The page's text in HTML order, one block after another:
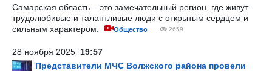
Самарская область – это замечательный регион, где живут
трудолюбивые и талантливые люди с открытым сердцем и
сильным характером.
Общество 2659
28 ноября 2025 19:57
Представители МЧС Волжского района провели